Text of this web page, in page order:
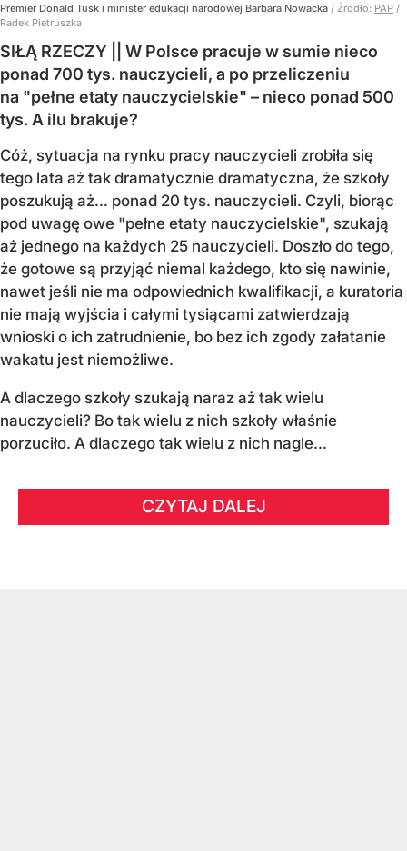
Premier Donald Tusk i minister edukacji narodowej Barbara Nowacka / Źródło: PAP /
Radek Pietruszka
SIŁĄ RZECZY || W Polsce pracuje w sumie nieco
ponad 700 tys. nauczycieli, a po przeliczeniu
na "pełne etaty nauczycielskie" – nieco ponad 500
tys. A ilu brakuje?
Cóż, sytuacja na rynku pracy nauczycieli zrobiła się
tego lata aż tak dramatycznie dramatyczna, że szkoły
poszukują aż… ponad 20 tys. nauczycieli. Czyli, biorąc
pod uwagę owe "pełne etaty nauczycielskie", szukają
aż jednego na każdych 25 nauczycieli. Doszło do tego,
że gotowe są przyjąć niemal każdego, kto się nawinie,
nawet jeśli nie ma odpowiednich kwalifikacji, a kuratoria
nie mają wyjścia i całymi tysiącami zatwierdzają
wnioski o ich zatrudnienie, bo bez ich zgody załatanie
wakatu jest niemożliwe.
A dlaczego szkoły szukają naraz aż tak wielu
nauczycieli? Bo tak wielu z nich szkoły właśnie
porzuciło. A dlaczego tak wielu z nich nagle...
CZYTAJ DALEJ